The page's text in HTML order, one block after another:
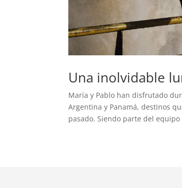
Una inolvidable
María y Pablo han disfrutado
Argentina y Panamá, destinos
pasado. Siendo parte del